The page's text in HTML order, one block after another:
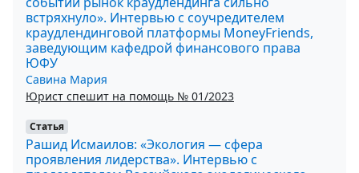
встряхнуло». Интервью с соучредителем
краудлендинговой платформы MoneyFriends,
заведующим кафедрой финансового права
ЮФУ
Савина Мария
Юрист спешит на помощь № 01/2023
Статья
Рашид Исмаилов: «Экология — сфера
проявления лидерства». Интервью с